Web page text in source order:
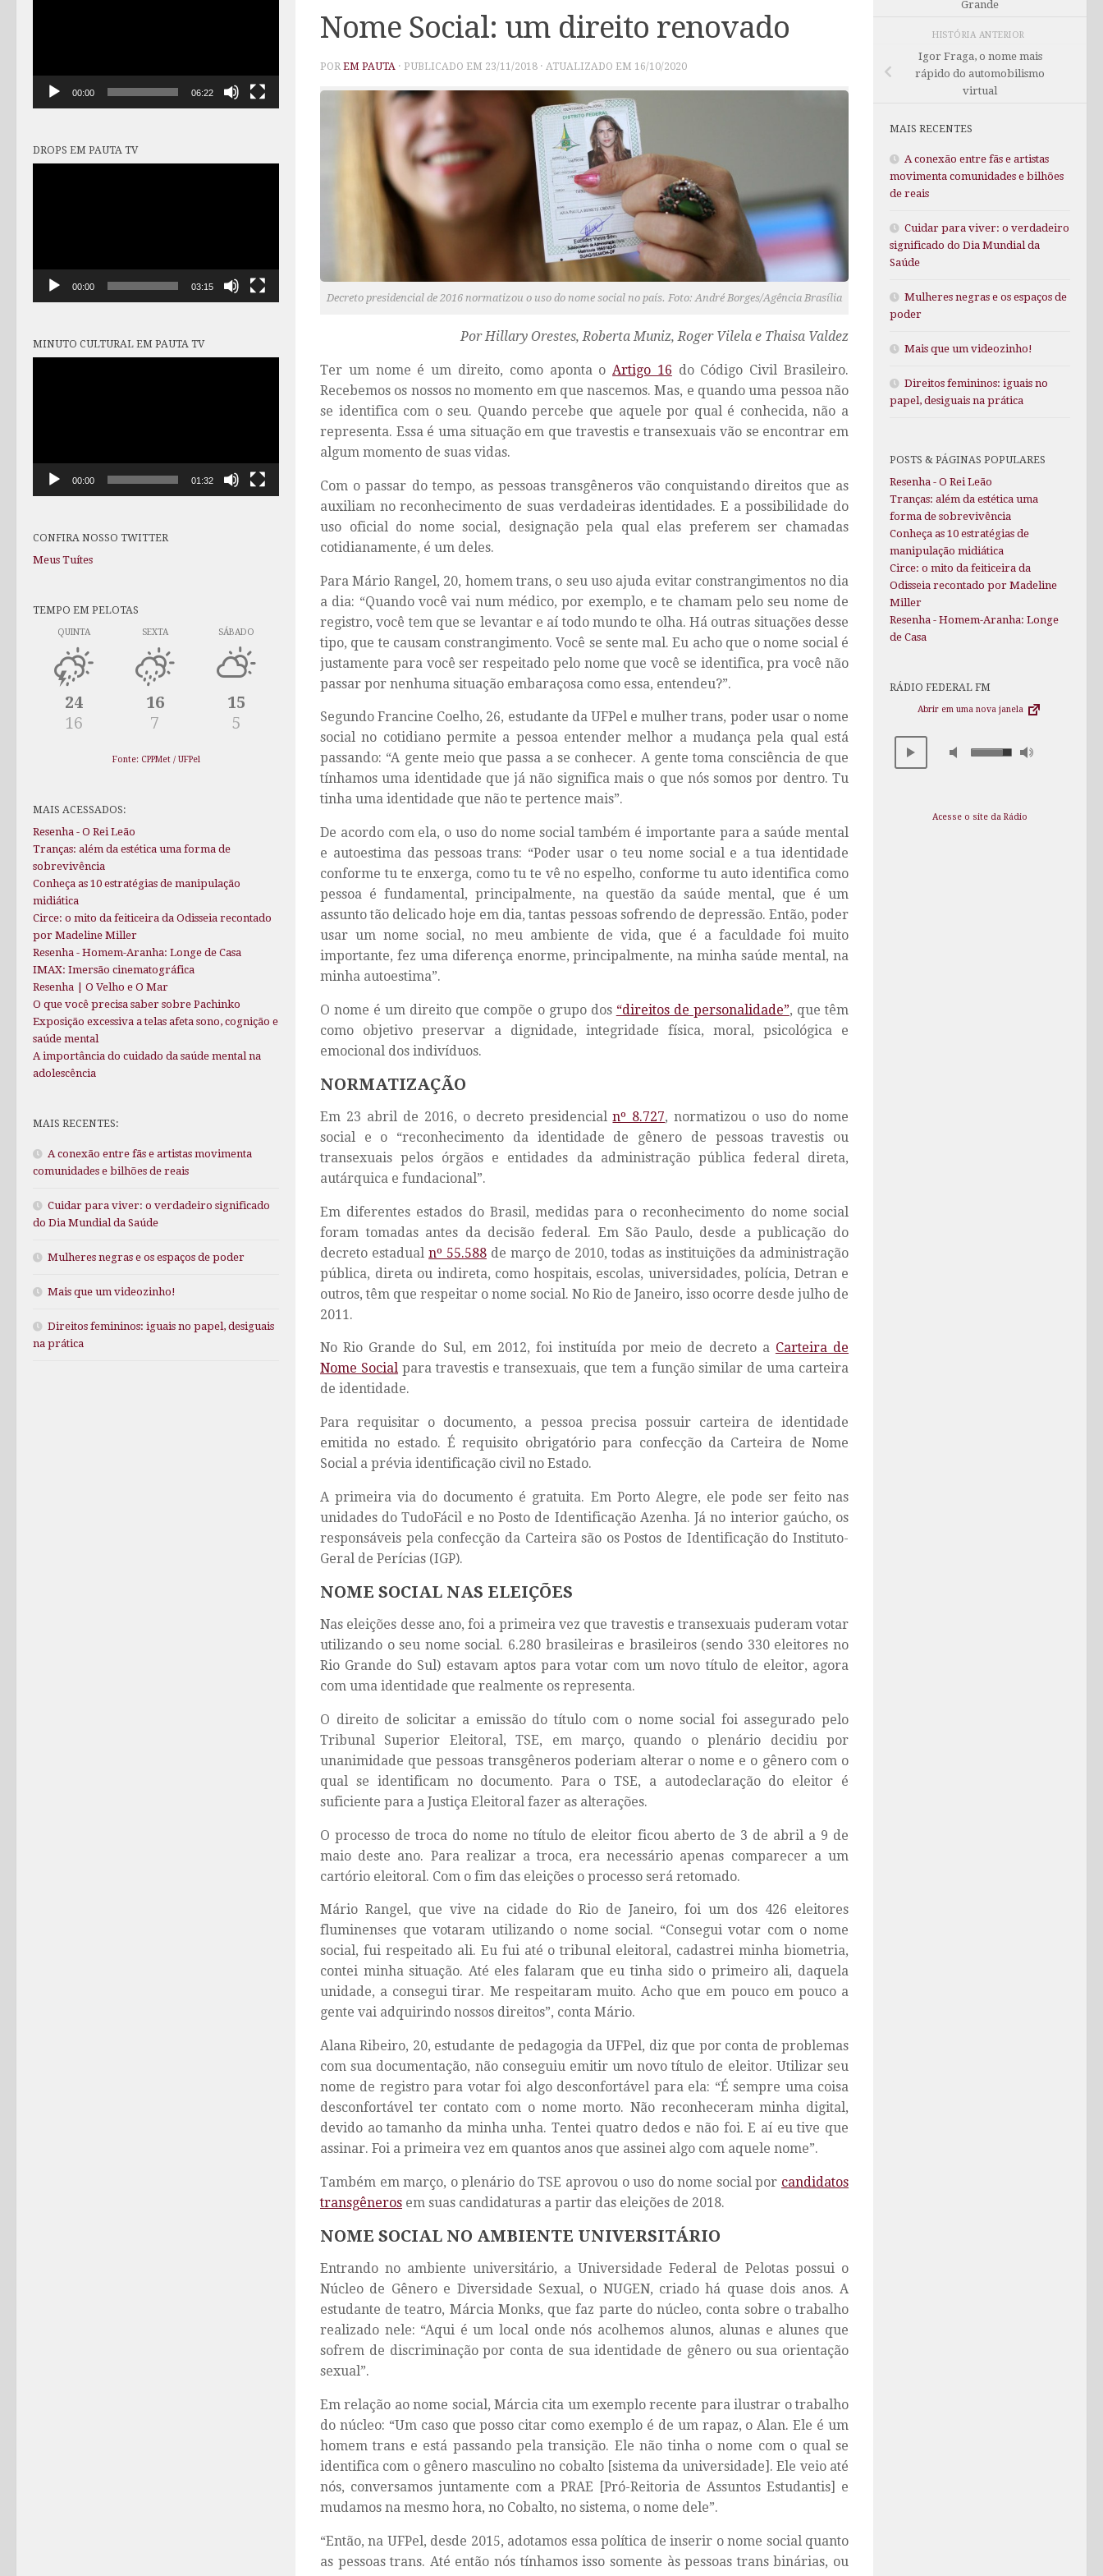
Nome Social: um direito renovado
POR EM PAUTA · PUBLICADO EM 23/11/2018 · ATUALIZADO EM 16/10/2020
Decreto presidencial de 2016 normatizou o uso do nome social no país. Foto: André Borges/Agência Brasília
Por Hillary Orestes, Roberta Muniz, Roger Vilela e Thaisa Valdez
Ter um nome é um direito, como aponta oArtigo 16 do Código Civil Brasileiro.
Recebemos os nossos no momento em que nascemos. Mas, e quando uma pessoa não
se identifica com o seu. Quando percebe que aquele por qual é conhecida, não a
representa. Essa é uma situação em que travestis e transexuais vão se encontrar em
algum momento de suas vidas.
Com o passar do tempo, as pessoas transgêneros vão conquistando direitos que as
auxiliam no reconhecimento de suas verdadeiras identidades. E a possibilidade do
uso oficial do nome social, designação pela qual elas preferem ser chamadas
cotidianamente, é um deles.
Para Mário Rangel, 20, homem trans, o seu uso ajuda evitar constrangimentos no dia
a dia: “Quando você vai num médico, por exemplo, e te chamam pelo seu nome de
registro, você tem que se levantar e aí todo mundo te olha. Há outras situações desse
tipo, que te causam constrangimento. Você se sente mal. Eu acho que o nome social é
justamente para você ser respeitado pelo nome que você se identifica, pra você não
passar por nenhuma situação embaraçosa como essa, entendeu?”.
Segundo Francine Coelho, 26, estudante da UFPel e mulher trans, poder usar o nome
social no cotidiano permite a pessoa entender melhor a mudança pela qual está
passando: “A gente meio que passa a se conhecer. A gente toma consciência de que
tínhamos uma identidade que já não significa mais o que nós somos por dentro. Tu
tinha uma identidade que não te pertence mais”.
De acordo com ela, o uso do nome social também é importante para a saúde mental
e autoestima das pessoas trans: “Poder usar o teu nome social e a tua identidade
conforme tu te enxerga, como tu te vê no espelho, conforme tu auto identifica como
pessoa é fundamental, principalmente, na questão da saúde mental, que é um
assunto tão delicado hoje em dia, tantas pessoas sofrendo de depressão. Então, poder
usar um nome social, no meu ambiente de vida, que é a faculdade foi muito
importante, fez uma diferença enorme, principalmente, na minha saúde mental, na
minha autoestima”.
O nome é um direito que compõe o grupo dos “direitos de personalidade”, que têm
como objetivo preservar a dignidade, integridade física, moral, psicológica e
emocional dos indivíduos.
NORMATIZAÇÃO
Em 23 abril de 2016, o decreto presidencialnº 8.727, normatizou o uso do nome
social e o “reconhecimento da identidade de gênero de pessoas travestis ou
transexuais pelos órgãos e entidades da administração pública federal direta,
autárquica e fundacional”.
Em diferentes estados do Brasil, medidas para o reconhecimento do nome social
foram tomadas antes da decisão federal. Em São Paulo, desde a publicação do
decreto estadual nº 55.588 de março de 2010, todas as instituições da administração
pública, direta ou indireta, como hospitais, escolas, universidades, polícia, Detran e
outros, têm que respeitar o nome social. No Rio de Janeiro, isso ocorre desde julho de
2011.
No Rio Grande do Sul, em 2012, foi instituída por meio de decreto a Carteira de
Nome Social para travestis e transexuais, que tem a função similar de uma carteira
de identidade.
Para requisitar o documento, a pessoa precisa possuir carteira de identidade
emitida no estado. É requisito obrigatório para confecção da Carteira de Nome
Social a prévia identificação civil no Estado.
A primeira via do documento é gratuita. Em Porto Alegre, ele pode ser feito nas
unidades do TudoFácil e no Posto de Identificação Azenha. Já no interior gaúcho, os
responsáveis pela confecção da Carteira são os Postos de Identificação do Instituto-
Geral de Perícias (IGP).
NOME SOCIAL NAS ELEIÇÕES
Nas eleições desse ano, foi a primeira vez que travestis e transexuais puderam votar
utilizando o seu nome social. 6.280 brasileiras e brasileiros (sendo 330 eleitores no
Rio Grande do Sul) estavam aptos para votar com um novo título de eleitor, agora
com uma identidade que realmente os representa.
O direito de solicitar a emissão do título com o nome social foi assegurado pelo
Tribunal Superior Eleitoral, TSE, em março, quando o plenário decidiu por
unanimidade que pessoas transgêneros poderiam alterar o nome e o gênero com o
qual se identificam no documento. Para o TSE, a autodeclaração do eleitor é
suficiente para a Justiça Eleitoral fazer as alterações.
O processo de troca do nome no título de eleitor ficou aberto de 3 de abril a 9 de
maio deste ano. Para realizar a troca, era necessário apenas comparecer a um
cartório eleitoral. Com o fim das eleições o processo será retomado.
Mário Rangel, que vive na cidade do Rio de Janeiro, foi um dos 426 eleitores
fluminenses que votaram utilizando o nome social. “Consegui votar com o nome
social, fui respeitado ali. Eu fui até o tribunal eleitoral, cadastrei minha biometria,
contei minha situação. Até eles falaram que eu tinha sido o primeiro ali, daquela
unidade, a consegui tirar. Me respeitaram muito. Acho que em pouco em pouco a
gente vai adquirindo nossos direitos”, conta Mário.
Alana Ribeiro, 20, estudante de pedagogia da UFPel, diz que por conta de problemas
com sua documentação, não conseguiu emitir um novo título de eleitor. Utilizar seu
nome de registro para votar foi algo desconfortável para ela: “É sempre uma coisa
desconfortável ter contato com o nome morto. Não reconheceram minha digital,
devido ao tamanho da minha unha. Tentei quatro dedos e não foi. E aí eu tive que
assinar. Foi a primeira vez em quantos anos que assinei algo com aquele nome”.
Também em março, o plenário do TSE aprovou o uso do nome social por candidatos
transgêneros em suas candidaturas a partir das eleições de 2018.
NOME SOCIAL NO AMBIENTE UNIVERSITÁRIO
Entrando no ambiente universitário, a Universidade Federal de Pelotas possui o
Núcleo de Gênero e Diversidade Sexual, o NUGEN, criado há quase dois anos. A
estudante de teatro, Márcia Monks, que faz parte do núcleo, conta sobre o trabalho
realizado nele: “Aqui é um local onde nós acolhemos alunos, alunas e alunes que
sofrem de discriminação por conta de sua identidade de gênero ou sua orientação
sexual”.
Em relação ao nome social, Márcia cita um exemplo recente para ilustrar o trabalho
do núcleo: “Um caso que posso citar como exemplo é de um rapaz, o Alan. Ele é um
homem trans e está passando pela transição. Ele não tinha o nome com o qual se
identifica com o gênero masculino no cobalto [sistema da universidade]. Ele veio até
nós, conversamos juntamente com a PRAE [Pró-Reitoria de Assuntos Estudantis] e
mudamos na mesmo hora, no Cobalto, no sistema, o nome dele”.
“Então, na UFPel, desde 2015, adotamos essa política de inserir o nome social quanto
as pessoas trans. Até então nós tínhamos isso somente às pessoas trans binárias, ou
00:00 06:22
DROPS EM PAUTA TV
00:00 03:15
MINUTO CULTURAL EM PAUTA TV
00:00 01:32
CONFIRA NOSSO TWITTER
Meus Tuítes
TEMPO EM PELOTAS
QUINTA
24
16
SEXTA
16
7
SÁBADO
15
5
Fonte: CPPMet / UFPel
MAIS ACESSADOS:
Resenha - O Rei Leão
Tranças: além da estética uma forma de
sobrevivência
Conheça as 10 estratégias de manipulação
midiática
Circe: o mito da feiticeira da Odisseia recontado
por Madeline Miller
Resenha - Homem-Aranha: Longe de Casa
IMAX: Imersão cinematográfica
Resenha | O Velho e O Mar
O que você precisa saber sobre Pachinko
Exposição excessiva a telas afeta sono, cognição e
saúde mental
A importância do cuidado da saúde mental na
adolescência
MAIS RECENTES:
A conexão entre fãs e artistas movimenta
comunidades e bilhões de reais
Cuidar para viver: o verdadeiro significado
do Dia Mundial da Saúde
Mulheres negras e os espaços de poder
Mais que um videozinho!
Direitos femininos: iguais no papel, desiguais
na prática
Grande
HISTÓRIA ANTERIOR
Igor Fraga, o nome mais
rápido do automobilismo
virtual
MAIS RECENTES
A conexão entre fãs e artistas
movimenta comunidades e bilhões
de reais
Cuidar para viver: o verdadeiro
significado do Dia Mundial da
Saúde
Mulheres negras e os espaços de
poder
Mais que um videozinho!
Direitos femininos: iguais no
papel, desiguais na prática
POSTS & PÁGINAS POPULARES
Resenha - O Rei Leão
Tranças: além da estética uma
forma de sobrevivência
Conheça as 10 estratégias de
manipulação midiática
Circe: o mito da feiticeira da
Odisseia recontado por Madeline
Miller
Resenha - Homem-Aranha: Longe
de Casa
RÁDIO FEDERAL FM
Abrir em uma nova janela
Acesse o site da Rádio